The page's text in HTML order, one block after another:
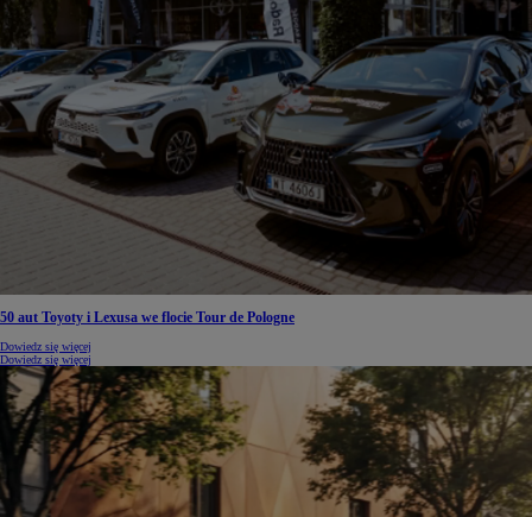
50 aut Toyoty i Lexusa we flocie Tour de Pologne
Dowiedz się więcej
Dowiedz się więcej